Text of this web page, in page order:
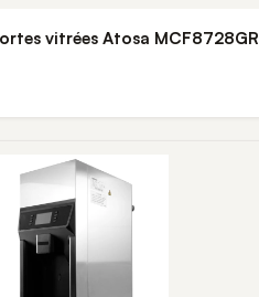
vitrées Atosa MCF8728GR